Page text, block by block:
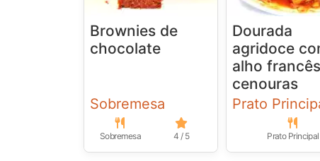
Brownies de
chocolate
Sobremesa
Sobremesa 4 / 5
Dourada
agridoce
alho
cenouras
Prato
Prato Principal